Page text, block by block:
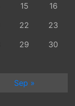
15
16
22
23
29
30
Sep »